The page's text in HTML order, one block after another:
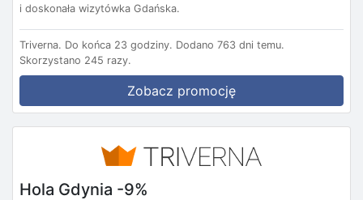
i doskonała wizytówka Gdańska.
Triverna. Do końca 23 godziny. Dodano 763 dni temu.
Skorzystano 245 razy.
Zobacz promocję
Hola Gdynia -9%